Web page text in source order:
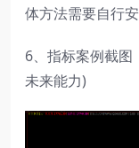
体方法需要自行
6、指标案例截图
未来能力)